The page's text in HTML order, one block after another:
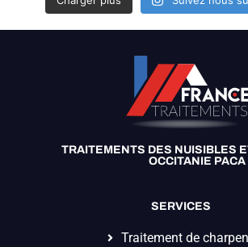
TRAITEMENTS DES NUISIBLES
OCCITANIE PACA
SERVICES
Traitement de